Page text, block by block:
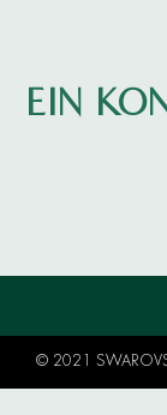
EIN
© 2021